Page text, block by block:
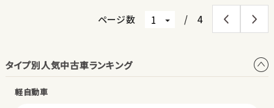
ページ数 / 4
タイプ別人気中古車ランキング
軽自動車